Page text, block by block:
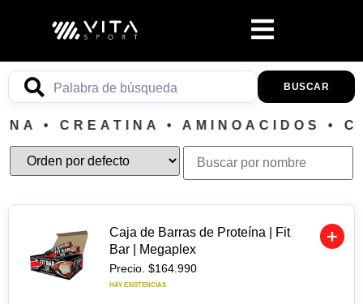
BUSCAR
• CREATINA • AMINOACIDOS •
Caja de Barras de Proteína | Fit
Bar | Megaplex
Precio. $164.990
HAY EXISTENCIAS